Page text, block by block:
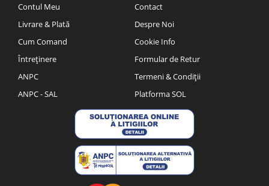
Contul Meu
Livrare & Plată
Cum Comand
Întreținere
ANPC
ANPC - SAL
Contact
Despre Noi
Cookie Info
Formular de Retur
Termeni & Condiții
Platforma SOL